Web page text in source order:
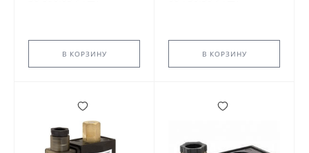
В КОРЗИНУ В КОРЗИНУ